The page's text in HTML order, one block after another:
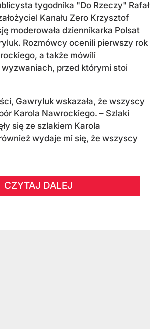
tygodnika "Do Rzeczy" Rafał
Kanału Zero Krzysztof
moderowała dziennikarka Polsat
Rozmówcy ocenili pierwszy rok
a także mówili
przed którymi stoi
Gawryluk wskazała, że wszyscy
Karola Nawrockiego. – Szlaki
się ze szlakiem Karola
wydaje mi się, że wszyscy
CZYTAJ DALEJ